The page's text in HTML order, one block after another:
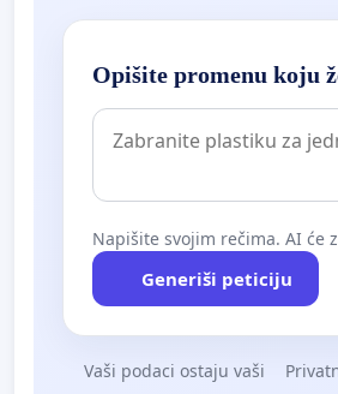
Opišite promenu koju
Napišite svojim rečima. AI će
Generiši peticiju
Vaši podaci ostaju vaši